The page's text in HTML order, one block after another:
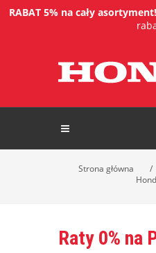
RABAT 5% na cały asortyment!
Strona główna /
Raty 0% na